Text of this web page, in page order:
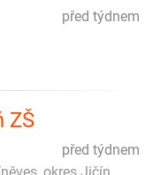
před týdnem
ZŠ
před týdnem
okres Jičín